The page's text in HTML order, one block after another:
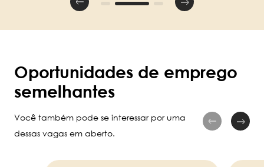
Oportunidades de emprego
semelhantes
Você também pode se interessar por uma
dessas vagas em aberto.